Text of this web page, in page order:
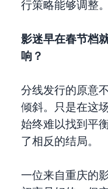
行策略能够调整。
影迷早在春节档
响？
分线发行的原意
倾斜。只是在这
始终难以找到平
了相反的结局。
一位来自重庆的